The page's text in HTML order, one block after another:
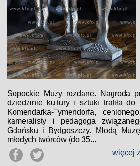
Sopockie Muzy rozdane. Nagroda
dziedzinie kultury i sztuki trafiła do
Komendarka-Tymendorfa,
kameralisty i pedagoga
Gdańsku i Bydgoszczy. Młodą
młodych twórców (do 35...
więcej